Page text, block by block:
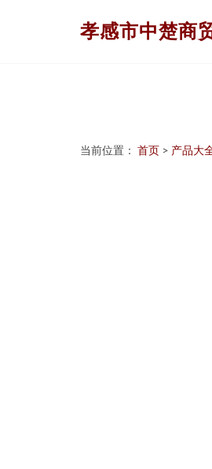
孝感市中楚商
当前位置： 首页 > 产品大